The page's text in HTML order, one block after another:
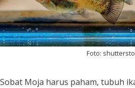
Foto:
Sobat Moja harus paham, tubuh